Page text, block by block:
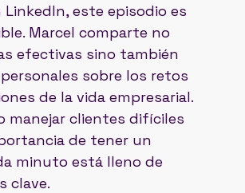
este episodio es
Marcel comparte no
efectivas sino también
sobre los retos
de la vida empresarial.
manejar clientes difíciles
de tener un
minuto está lleno de
clave.